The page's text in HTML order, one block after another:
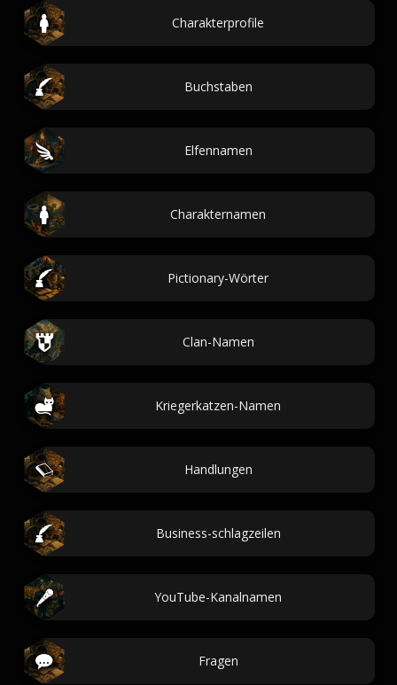
Charakterprofile
Buchstaben
Elfennamen
Charakternamen
Pictionary-Wörter
Clan-Namen
Kriegerkatzen-Namen
Handlungen
Business-schlagzeilen
YouTube-Kanalnamen
Fragen